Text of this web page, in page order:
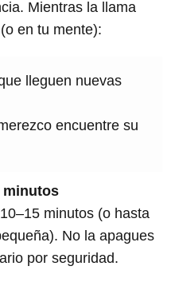
Mientras la llama
en tu mente):
lleguen nuevas
encuentre su
minutos
minutos (o hasta
No la apagues
por seguridad.